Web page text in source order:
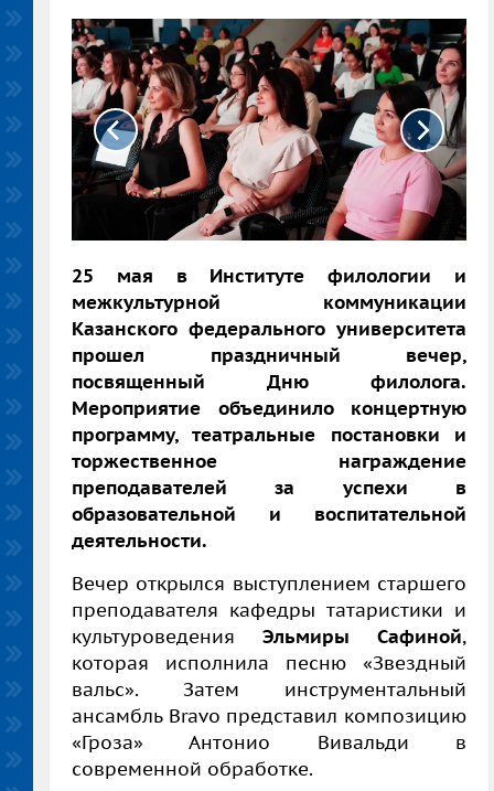
25 мая в Институте филологии и
межкультурной коммуникации
Казанского федерального университета
прошел праздничный вечер,
посвященный Дню филолога.
Мероприятие объединило концертную
программу, театральные постановки и
торжественное награждение
преподавателей за успехи в
образовательной и воспитательной
деятельности.
Вечер открылся выступлением старшего
преподавателя кафедры татаристики и
культуроведения Эльмиры Сафиной,
которая исполнила песню «Звездный
вальс». Затем инструментальный
ансамбль Bravo представил композицию
«Гроза» Антонио Вивальди в
современной обработке.